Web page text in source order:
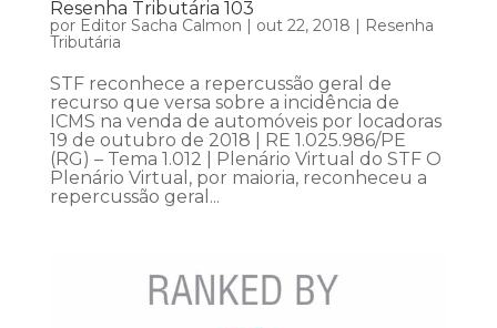
Resenha Tributária 103
por Editor Sacha Calmon | out 22, 2018 | Resenha
Tributária
STF reconhece a repercussão geral de
recurso que versa sobre a incidência de
ICMS na venda de automóveis por locadoras
19 de outubro de 2018 | RE 1.025.986/PE
(RG) – Tema 1.012 | Plenário Virtual do STF O
Plenário Virtual, por maioria, reconheceu a
repercussão geral...